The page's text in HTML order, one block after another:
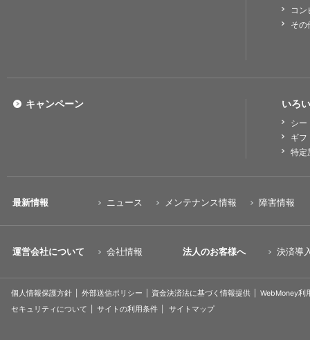
コ
その
いろ
シー
ギフ
特定
キャンペーン
最新情報 ニュース メンテナンス情報 障害情報
運営会社について 会社情報 法人のお客様へ 決済導
個人情報保護方針 外部送信ポリシー 資金決済法に基づく情報提供
WebMoney利
セキュリティについて
サイトの利用条件 サイトマップ